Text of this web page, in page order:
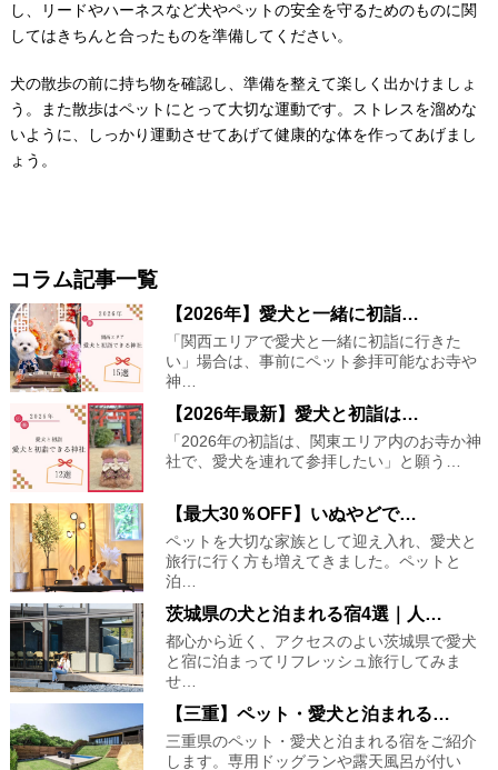
し、リードやハーネスなど犬やペットの安全を守るためのものに関
してはきちんと合ったものを準備してください。
犬の散歩の前に持ち物を確認し、準備を整えて楽しく出かけましょ
う。また散歩はペットにとって大切な運動です。ストレスを溜めな
いように、しっかり運動させてあげて健康的な体を作ってあげまし
ょう。
コラム記事一覧
【2026年】愛犬と一緒に初詣…
「関西エリアで愛犬と一緒に初詣に行きた
い」場合は、事前にペット参拝可能なお寺や
神…
【2026年最新】愛犬と初詣は…
「2026年の初詣は、関東エリア内のお寺か神
社で、愛犬を連れて参拝したい」と願う…
【最大30％OFF】いぬやどで…
ペットを大切な家族として迎え入れ、愛犬と
旅行に行く方も増えてきました。ペットと
泊…
茨城県の犬と泊まれる宿4選｜人…
都心から近く、アクセスのよい茨城県で愛犬
と宿に泊まってリフレッシュ旅行してみま
せ…
【三重】ペット・愛犬と泊まれる…
三重県のペット・愛犬と泊まれる宿をご紹介
します。専用ドッグランや露天風呂が付い